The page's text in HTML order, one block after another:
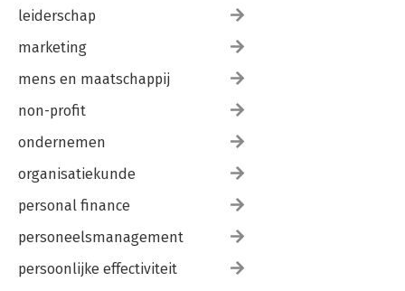
leiderschap
marketing
mens en maatschappij
non-profit
ondernemen
organisatiekunde
personal finance
personeelsmanagement
persoonlijke effectiviteit